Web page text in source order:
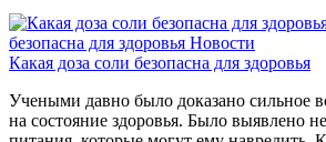
безопасна для здоровья Новости
Какая доза соли безопасна для здоровья
Учеными давно было доказано сильное
на состояние здоровья. Было выявлено